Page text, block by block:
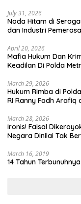
July 31, 2026
Noda Hitam di
dan Industri
April 20, 2026
Mafia Hukum Dan
Keadilan Di Polda
March 29, 2026
Hukum Rimba di
RI Ranny Fadh Arafiq
March 28, 2026
Ironis! Faisal
Negara Dinilai Tak
March 16, 2019
14 Tahun